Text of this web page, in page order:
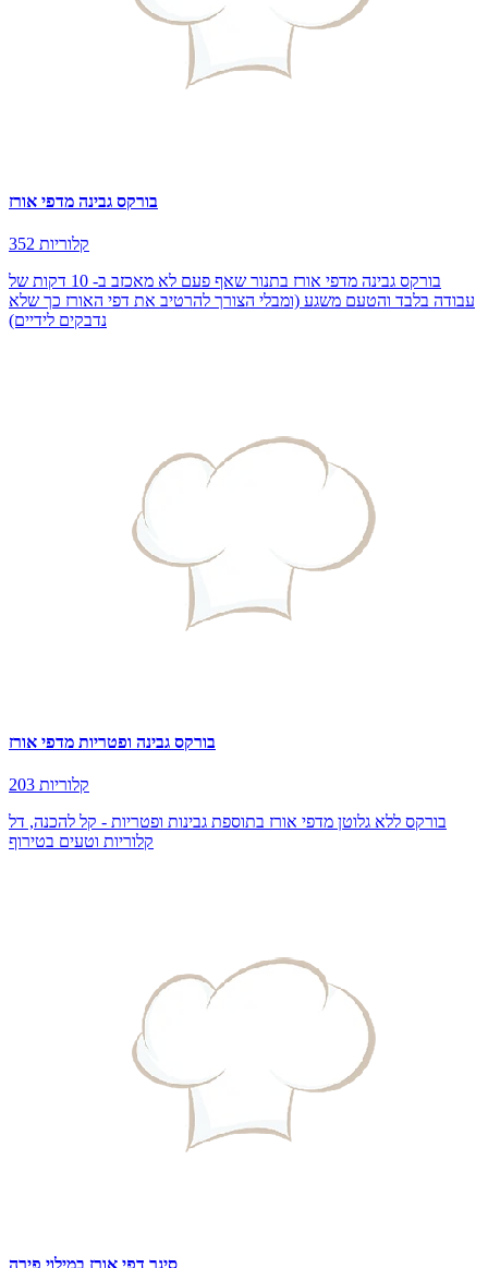
בורקס גבינה מדפי אורז
352 קלוריות
בורקס גבינה מדפי אורז בתנור שאף פעם לא מאכזב ב- 10 דקות של
עבודה בלבד והטעם משגע (ומבלי הצורך להרטיב את דפי האורז כך שלא
נדבקים לידיים)
בורקס גבינה ופטריות מדפי אורז
203 קלוריות
בורקס ללא גלוטן מדפי אורז בתוספת גבינות ופטריות - קל להכנה, דל
קלוריות וטעים בטירוף
סיגר דפי אורז במילוי פירה